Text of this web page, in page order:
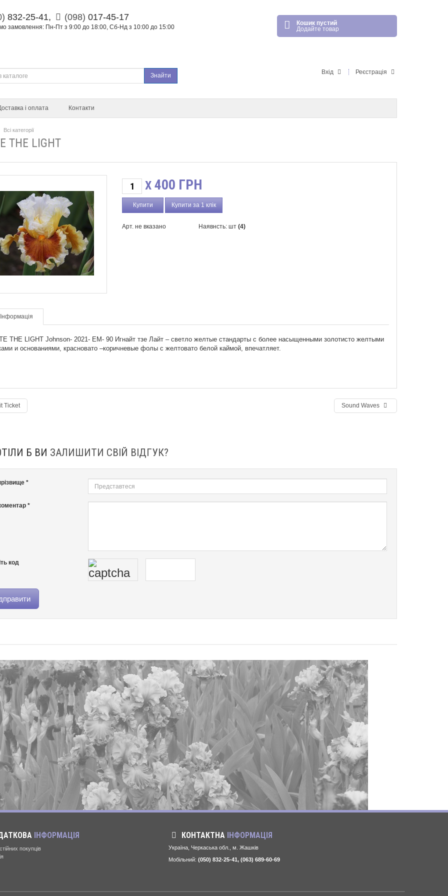
832-25-41, (098) 017-45-17
замовлення: Пн-Пт з 9:00 до 18:00, Сб-Нд з 10:00 до 15:00
Кошик пустий
Додайте товар
Знайти Вхід Реєстрація
і оплата Контакти
Всі категорії
THE LIGHT
X 400 ГРН
Купити за 1 клік
Арт. не вказано Наявнсть: шт(4)
Інформація
THE LIGHT Johnson- 2021- EM- 90 Игнайт тзе Лайт – светло желтые стандарты с более насыщенными золотисто желтыми
и основаниями, красновато –коричневые фолы с желтовато белой каймой, впечатляет.
Ticket Sound Waves
Б ВИ ЗАЛИШИТИ СВІЙ ВІДГУК?
*
*
код
ІНФОРМАЦІЯ
покупців
КОНТАКТНАІНФОРМАЦІЯ
Україна, Черкаська обл., м. Жашків
Мобільний: (050) 832-25-41, (063) 689-60-69